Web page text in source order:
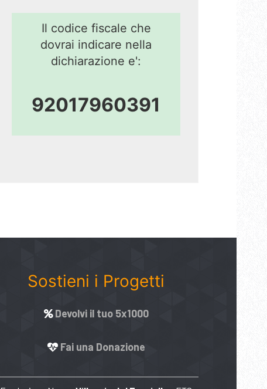
Il codice fiscale che
dovrai indicare nella
dichiarazione e':
92017960391
Sostieni i Progetti
Devolvi il tuo 5x1000
Fai una Donazione